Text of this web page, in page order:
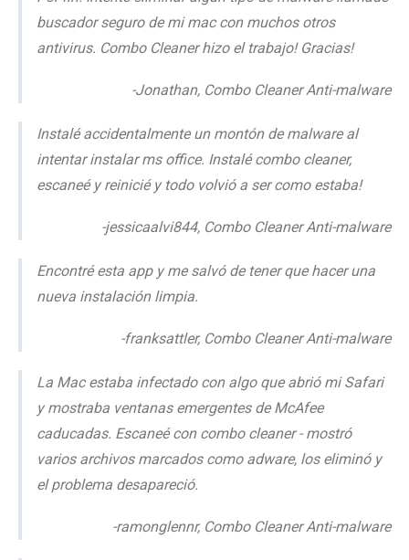
buscador seguro de mi mac con muchos otros
antivirus. Combo Cleaner hizo el trabajo! Gracias!
-Jonathan, Combo Cleaner Anti-malware
Instalé accidentalmente un montón de malware al
intentar instalar ms office. Instalé combo cleaner,
escaneé y reinicié y todo volvió a ser como estaba!
-jessicaalvi844, Combo Cleaner Anti-malware
Encontré esta app y me salvó de tener que hacer una
nueva instalación limpia.
-franksattler, Combo Cleaner Anti-malware
La Mac estaba infectado con algo que abrió mi Safari
y mostraba ventanas emergentes de McAfee
caducadas. Escaneé con combo cleaner - mostró
varios archivos marcados como adware, los eliminó y
el problema desapareció.
-ramonglennr, Combo Cleaner Anti-malware